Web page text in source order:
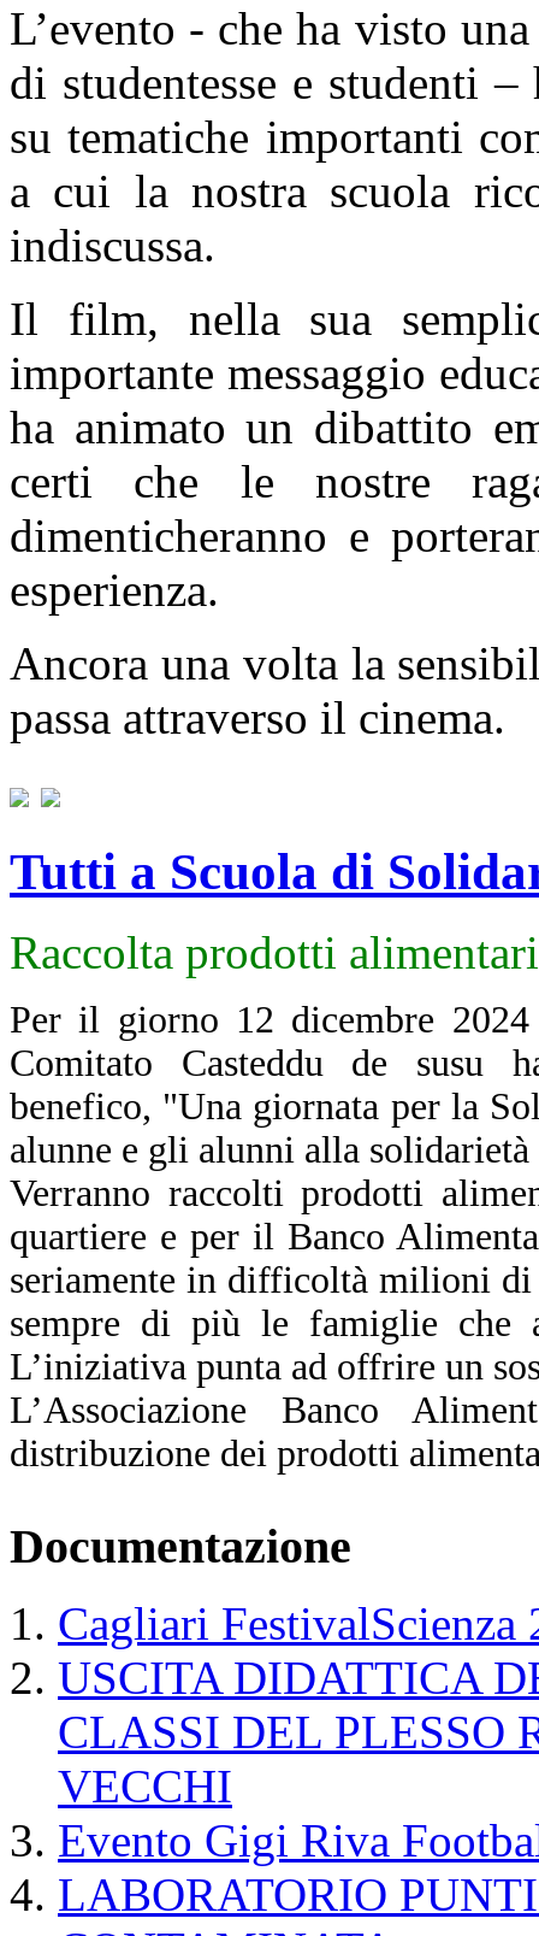
L’evento - che ha visto
di studentesse e studenti
su tematiche importanti
a cui la nostra scuola
indiscussa.
Il film, nella sua
importante messaggio
ha animato un dibattito
certi che le nostre
dimenticheranno e
esperienza.
Ancora una volta la
passa attraverso il cinema.
Tutti a Scuola di
Raccolta prodotti
Per il giorno 12 dicembre
Comitato Casteddu de susu
benefico, "Una giornata per la
alunne e gli alunni alla
Verranno raccolti prodotti
quartiere e per il Banco
seriamente in difficoltà milioni di
sempre di più le famiglie che
L’iniziativa punta ad offrire un
L’Associazione Banco
distribuzione dei prodotti
Documentazione
Cagliari FestivalScienza
USCITA DIDATTICA
CLASSI DEL PLESSO
VECCHI
Evento Gigi Riva
LABORATORIO